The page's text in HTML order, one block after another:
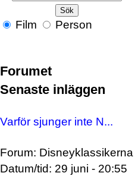
Film Person
Forumet
Senaste inläggen
Varför sjunger inte N...
Forum: Disneyklassikerna
Datum/tid: 29 juni - 20:55